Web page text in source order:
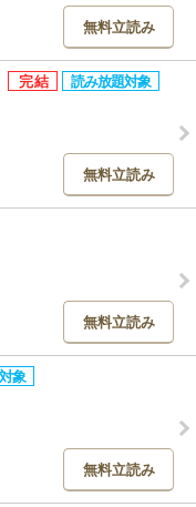
無料立読み
無料立読み
無料立読み
無料立読み